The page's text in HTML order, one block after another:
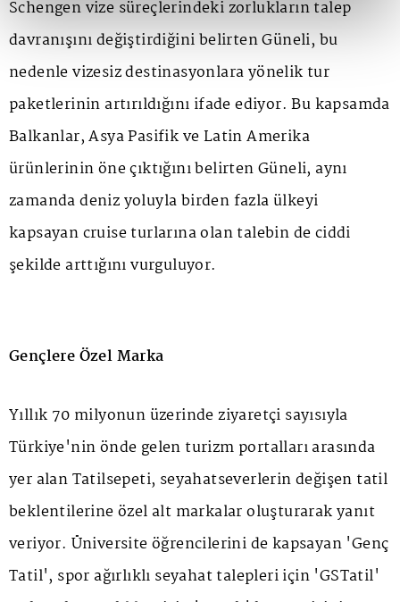
Schengen vize süreçlerindeki zorlukların talep
davranışını değiştirdiğini belirten Güneli, bu
nedenle vizesiz destinasyonlara yönelik tur
paketlerinin artırıldığını ifade ediyor. Bu kapsamda
Balkanlar, Asya Pasifik ve Latin Amerika
ürünlerinin öne çıktığını belirten Güneli, aynı
zamanda deniz yoluyla birden fazla ülkeyi
kapsayan cruise turlarına olan talebin de ciddi
şekilde arttığını vurguluyor.
Gençlere Özel Marka
Yıllık 70 milyonun üzerinde ziyaretçi sayısıyla
Türkiye'nin önde gelen turizm portalları arasında
yer alan Tatilsepeti, seyahatseverlerin değişen tatil
beklentilerine özel alt markalar oluşturarak yanıt
veriyor. Üniversite öğrencilerini de kapsayan 'Genç
Tatil', spor ağırlıklı seyahat talepleri için 'GSTatil'